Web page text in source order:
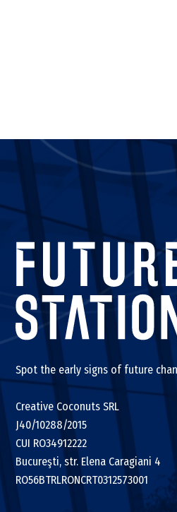
Spot the early signs of future
Creative Coconuts SRL
J40/10288/2015
CUI RO34912222
Bucureşti, str. Elena Caragiani 4
RO56BTRLRONCRT0312573001